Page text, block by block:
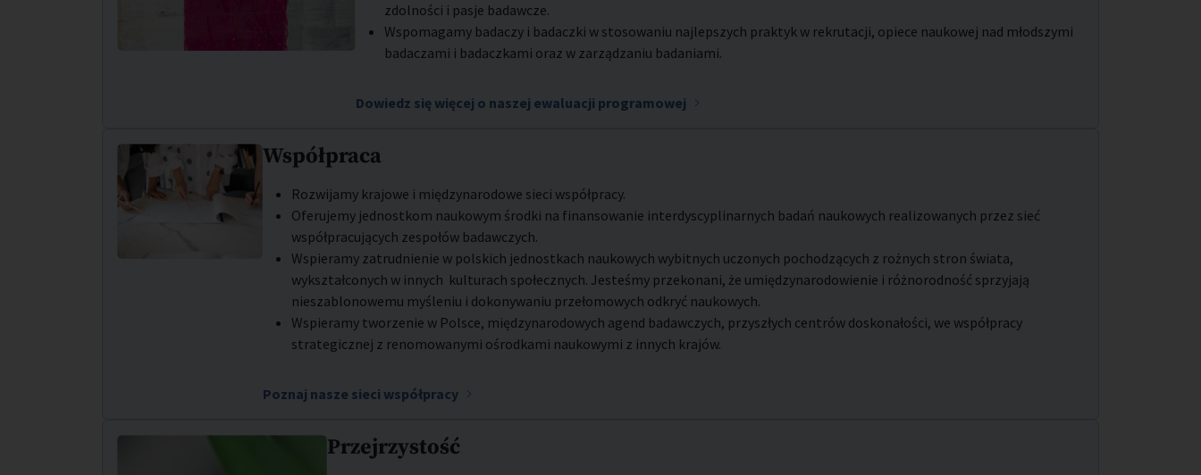
zdolności i pasje badawcze.
Wspomagamy badaczy i badaczki w stosowaniu najlepszych praktyk w rekrutacji, opiece naukowej nad młodszymi
badaczami i badaczkami oraz w zarządzaniu badaniami.
Dowiedz się więcej o naszej ewaluacji programowej
Współpraca
Rozwijamy krajowe i międzynarodowe sieci współpracy.
Oferujemy jednostkom naukowym środki na finansowanie interdyscyplinarnych badań naukowych realizowanych przez sieć
współpracujących zespołów badawczych.
Wspieramy zatrudnienie w polskich jednostkach naukowych wybitnych uczonych pochodzących z rożnych stron świata,
wykształconych w innych kulturach społecznych. Jesteśmy przekonani, że umiędzynarodowienie i różnorodność sprzyjają
nieszablonowemu myśleniu i dokonywaniu przełomowych odkryć naukowych.
Wspieramy tworzenie w Polsce, międzynarodowych agend badawczych, przyszłych centrów doskonałości, we współpracy
strategicznej z renomowanymi ośrodkami naukowymi z innych krajów.
Poznaj nasze sieci współpracy
Przejrzystość